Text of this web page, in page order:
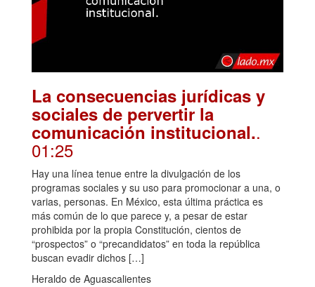
La consecuencias jurídicas y
sociales de pervertir la
comunicación institucional..
01:25
Hay una línea tenue entre la divulgación de los
programas sociales y su uso para promocionar a una, o
varias, personas. En México, esta última práctica es
más común de lo que parece y, a pesar de estar
prohibida por la propia Constitución, cientos de
“prospectos” o “precandidatos” en toda la república
buscan evadir dichos […]
Heraldo de Aguascalientes